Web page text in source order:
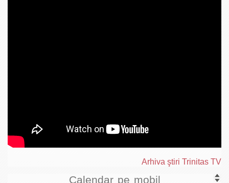
Arhiva ştiri Trinitas TV
Calendar pe mobil